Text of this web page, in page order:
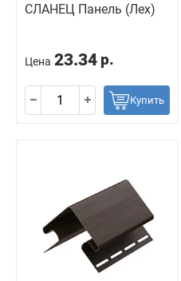
СЛАНЕЦ Панель (Лех)
Цена 23.34 р.
Купить